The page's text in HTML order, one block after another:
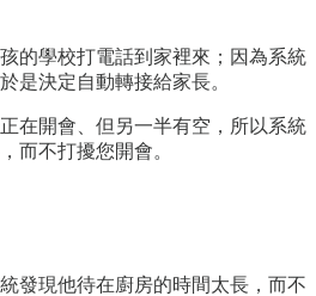
的學校打電話到家裡來；因為系統
是決定自動轉接給家長。
在開會、但另一半有空，所以系統
而不打擾您開會。
發現他待在廚房的時間太長，而不